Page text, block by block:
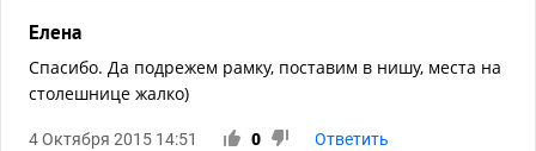
Елена
Спасибо. Да подрежем рамку, поставим в нишу, места на
столешнице жалко)
4 Октября 2015 14:51 0 Ответить